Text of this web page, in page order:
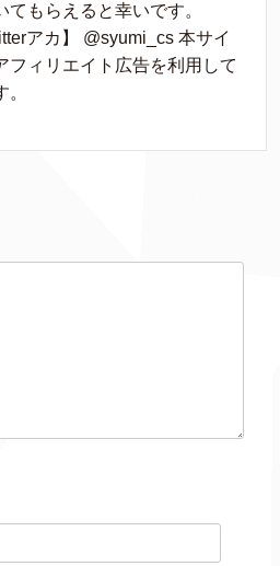
てもらえると幸いです。
アカ】 @syumi_cs 本サイ
フィリエイト広告を利用して
。